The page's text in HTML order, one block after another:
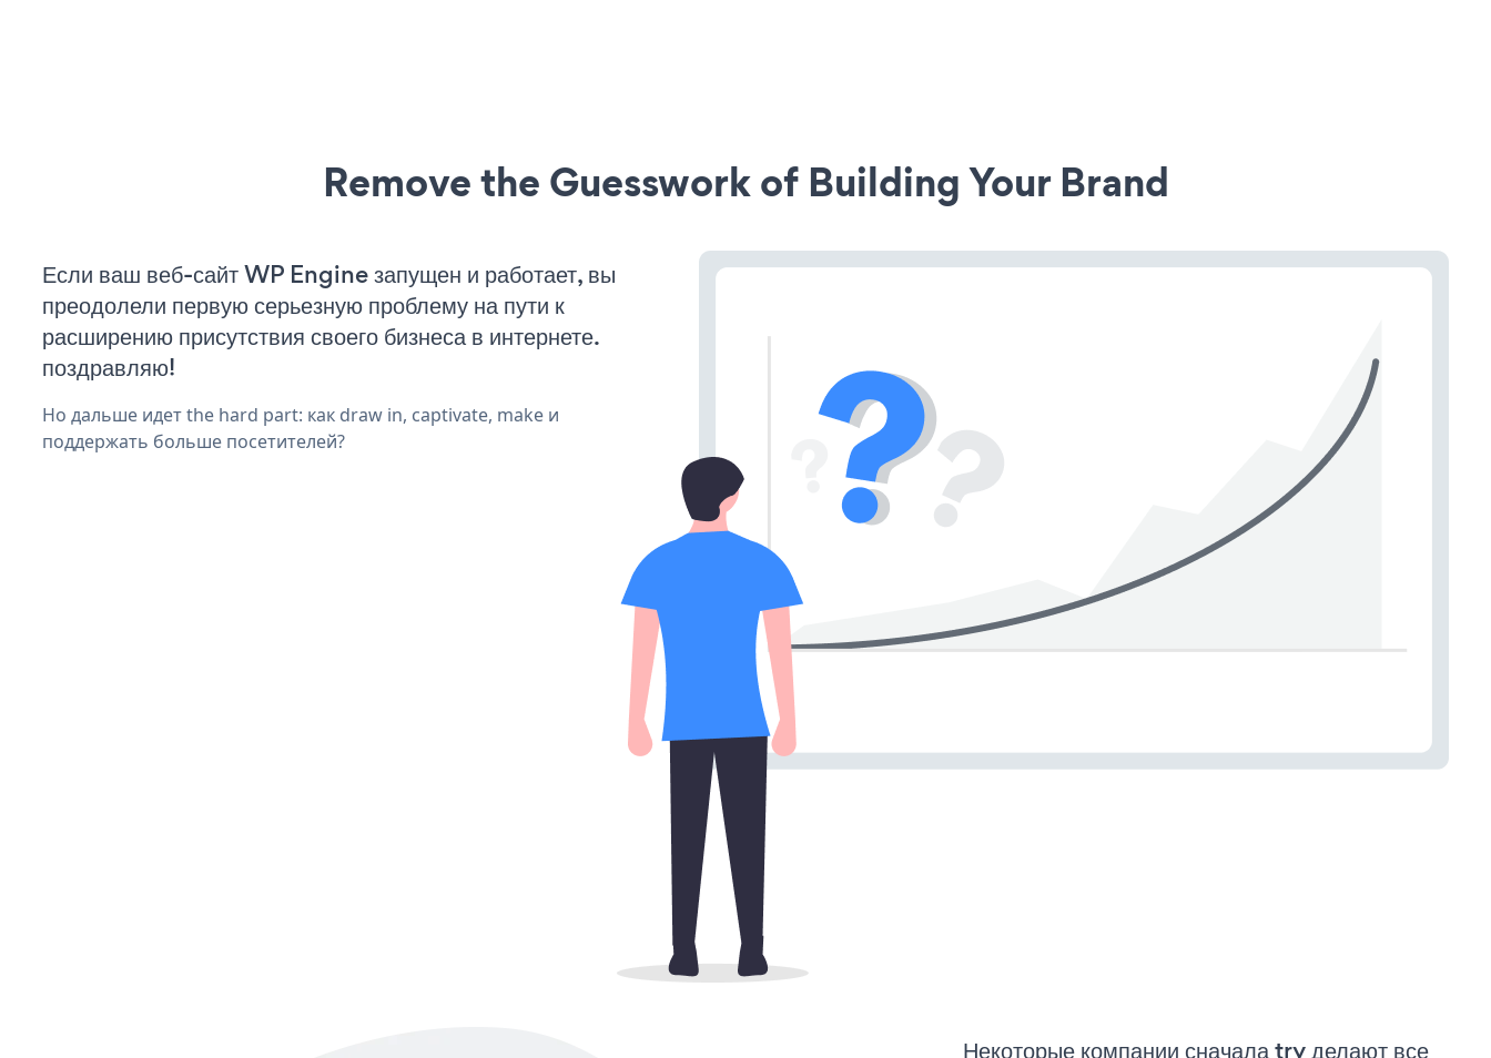
Remove the Guesswork of Building Your Brand
Если ваш веб-сайт WP Engine запущен и работает, вы
преодолели первую серьезную проблему на пути к
расширению присутствия своего бизнеса в интернете.
поздравляю!
Но дальше идет the hard part: как draw in, captivate, make и
поддержать больше посетителей?
Некоторые компании сначала try делают все